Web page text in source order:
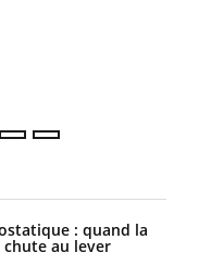
: quand la
au lever